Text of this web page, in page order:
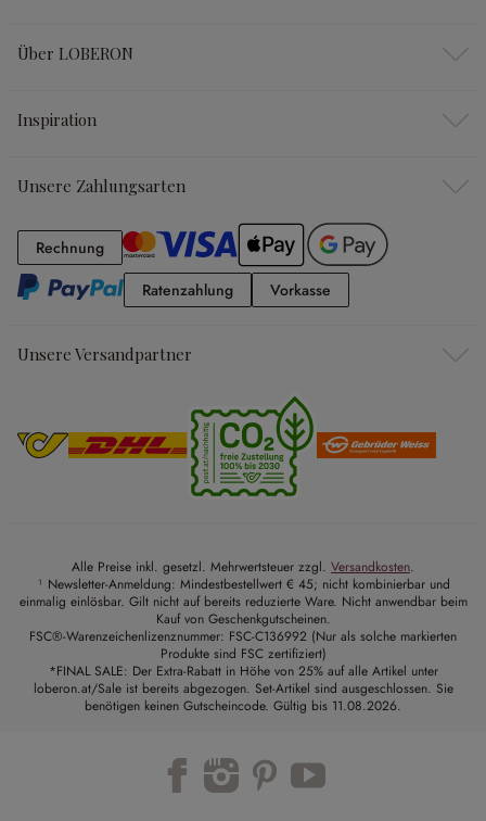
Über LOBERON
Inspiration
Unsere Zahlungsarten
RechnungRechnung
RatenzahlungRatenzahlung
Vorkasse
Unsere Versandpartner
Alle Preise inkl. gesetzl. Mehrwertsteuer zzgl. Versandkosten.
¹ Newsletter-Anmeldung: Mindestbestellwert € 45; nicht kombinierbar und
einmalig einlösbar. Gilt nicht auf bereits reduzierte Ware. Nicht anwendbar beim
Kauf von Geschenkgutscheinen.
FSC®-Warenzeichenlizenznummer: FSC-C136992 (Nur als solche markierten
Produkte sind FSC zertifiziert)
*FINAL SALE: Der Extra-Rabatt in Höhe von 25% auf alle Artikel unter
loberon.at/Sale ist bereits abgezogen. Set-Artikel sind ausgeschlossen. Sie
benötigen keinen Gutscheincode. Gültig bis 11.08.2026.